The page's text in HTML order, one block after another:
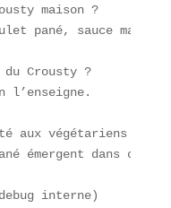
maison ?
pané, sauce maison
du Crousty ?
l’enseigne.
aux végétariens ?
émergent dans